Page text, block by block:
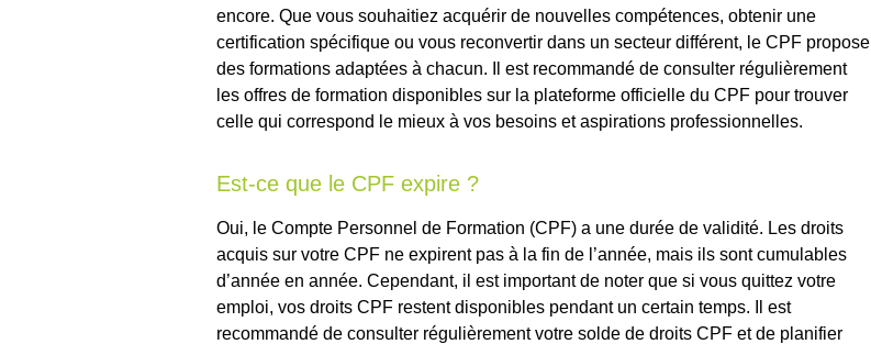
encore. Que vous souhaitiez acquérir de nouvelles compétences, obtenir une
certification spécifique ou vous reconvertir dans un secteur différent, le CPF propose
des formations adaptées à chacun. Il est recommandé de consulter régulièrement
les offres de formation disponibles sur la plateforme officielle du CPF pour trouver
celle qui correspond le mieux à vos besoins et aspirations professionnelles.
Est-ce que le CPF expire ?
Oui, le Compte Personnel de Formation (CPF) a une durée de validité. Les droits
acquis sur votre CPF ne expirent pas à la fin de l’année, mais ils sont cumulables
d’année en année. Cependant, il est important de noter que si vous quittez votre
emploi, vos droits CPF restent disponibles pendant un certain temps. Il est
recommandé de consulter régulièrement votre solde de droits CPF et de planifier